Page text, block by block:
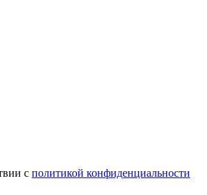
с политикой конфиденциальности